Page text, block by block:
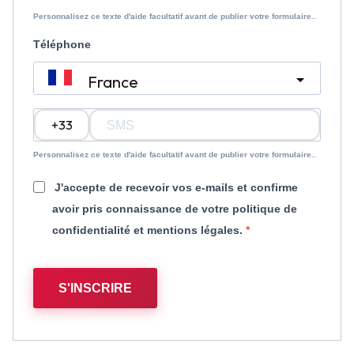
Personnalisez ce texte d'aide facultatif avant de publier votre formulaire..
Téléphone
France
Personnalisez ce texte d'aide facultatif avant de publier votre formulaire..
J'accepte de recevoir vos e-mails et confirme
avoir pris connaissance de votre politique de
confidentialité et mentions légales.
S'INSCRIRE